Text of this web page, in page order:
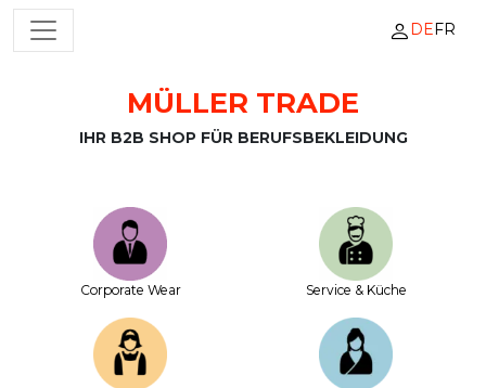
Zum Inhalt springen
HAUPTNAVIGATION DEFR
MÜLLER TRADE
IHR B2B SHOP FÜR BERUFSBEKLEIDUNG
Corporate Wear Service & Küche